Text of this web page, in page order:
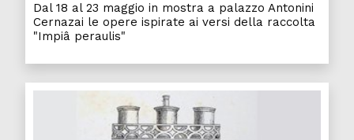
Dal 18 al 23 maggio in mostra a palazzo Antonini
Cernazai le opere ispirate ai versi della raccolta
"Impiâ peraulis"